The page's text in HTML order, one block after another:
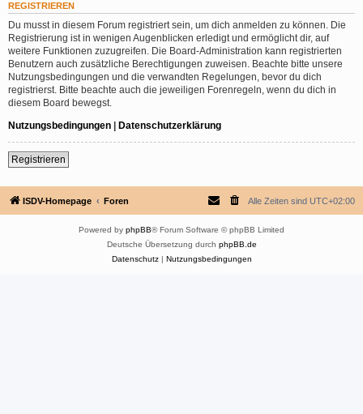
REGISTRIEREN
Du musst in diesem Forum registriert sein, um dich anmelden zu können. Die
Registrierung ist in wenigen Augenblicken erledigt und ermöglicht dir, auf
weitere Funktionen zuzugreifen. Die Board-Administration kann registrierten
Benutzern auch zusätzliche Berechtigungen zuweisen. Beachte bitte unsere
Nutzungsbedingungen und die verwandten Regelungen, bevor du dich
registrierst. Bitte beachte auch die jeweiligen Forenregeln, wenn du dich in
diesem Board bewegst.
Nutzungsbedingungen | Datenschutzerklärung
Registrieren
ISDV-Homepage Foren Alle Zeiten sind UTC+02:00
Powered by phpBB® Forum Software © phpBB Limited
Deutsche Übersetzung durch phpBB.de
Datenschutz| Nutzungsbedingungen